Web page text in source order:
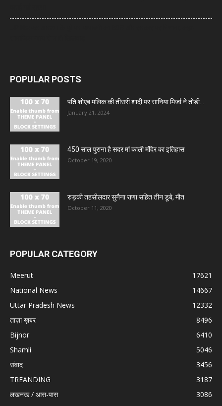
POPULAR POSTS
पति शोएब मलिक की तीसरी शादी पर सानिया मिर्जा ने तोड़ी...
January 21, 2024
450 साल पुराना है सदर मां काली मंदिर का इतिहास
October 19, 2020
रुड़की तहसीलदार सुनैना राणा सहित तीन डूबे, मौत
October 11, 2020
POPULAR CATEGORY
Meerut
17621
National News
14667
Uttar Pradesh News
12332
ताज़ा ख़बर
8496
Bijnor
6410
Shamli
5046
संवाद
3456
TREANDING
3187
लखनऊ / आस-पास
3086